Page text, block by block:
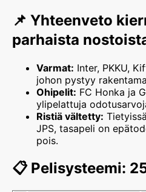
📌 Yhteenveto
parhaista
Varmat: Inter, PKKU,
johon pystyy
Ohipelit: FC Honka ja
ylipelattuja
Ristiä vältetty:
JPS, tasapeli on
pois.
📋 Pelisysteemi: